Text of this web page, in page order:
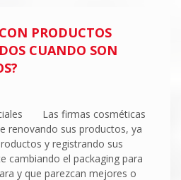
PRODUCTOS
CUANDO SON
Las firmas cosméticas
renovando sus productos, ya
y registrando sus
cambiando el packaging para
y que parezcan mejores o